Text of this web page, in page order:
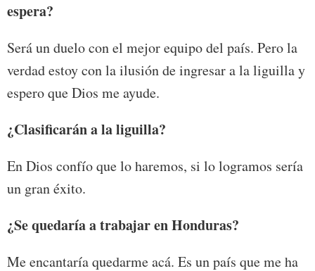
espera?
Será un duelo con el mejor equipo del país. Pero la
verdad estoy con la ilusión de ingresar a la liguilla y
espero que Dios me ayude.
¿Clasificarán a la liguilla?
En Dios confío que lo haremos, si lo logramos sería
un gran éxito.
¿Se quedaría a trabajar en Honduras?
Me encantaría quedarme acá. Es un país que me ha